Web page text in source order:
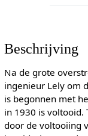
Beschrijving
Na de grote
ingenieur Lely om
is begonnen met
in 1930 is
door de voltooiing